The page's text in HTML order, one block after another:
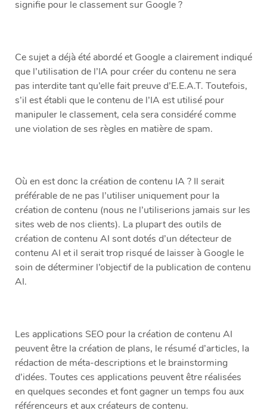
signifie pour le classement sur Google ?
Ce sujet a déjà été abordé et Google a clairement indiqué
que l’utilisation de l’IA pour créer du contenu ne sera
pas interdite tant qu’elle fait preuve d’E.E.A.T. Toutefois,
s’il est établi que le contenu de l’IA est utilisé pour
manipuler le classement, cela sera considéré comme
une violation de ses règles en matière de spam.
Où en est donc la création de contenu IA ? Il serait
préférable de ne pas l’utiliser uniquement pour la
création de contenu (nous ne l’utiliserions jamais sur les
sites web de nos clients). La plupart des outils de
création de contenu AI sont dotés d’un détecteur de
contenu AI et il serait trop risqué de laisser à Google le
soin de déterminer l’objectif de la publication de contenu
AI.
Les applications SEO pour la création de contenu AI
peuvent être la création de plans, le résumé d’articles, la
rédaction de méta-descriptions et le brainstorming
d’idées. Toutes ces applications peuvent être réalisées
en quelques secondes et font gagner un temps fou aux
référenceurs et aux créateurs de contenu.